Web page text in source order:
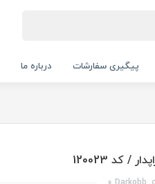
پیگیری سفارشات درباره ما
کد 120023